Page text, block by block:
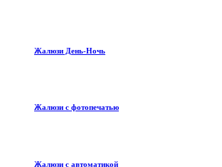
Жалюзи День-Ночь
Жалюзи с фотопечатью
Жалюзи с автоматикой